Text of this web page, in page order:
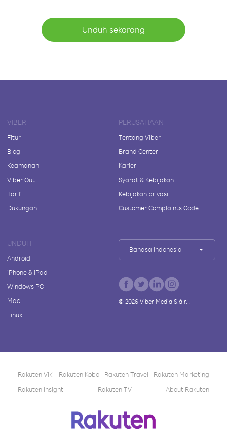
Unduh sekarang
VIBER
Fitur
Blog
Keamanan
Viber Out
Tarif
Dukungan
PERUSAHAAN
Tentang Viber
Brand Center
Karier
Syarat & Kebijakan
Kebijakan privasi
Customer Complaints Code
UNDUH
Android
iPhone & iPad
Windows PC
Mac
Linux
Bahasa Indonesia
© 2026Viber Media S.à r.l.
Rakuten Viki Rakuten Kobo Rakuten Travel
Rakuten Marketing
Rakuten Insight
Rakuten TV About Rakuten